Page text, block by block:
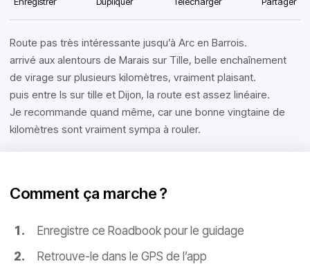
Route pas très intéressante jusqu’à Arc en Barrois.
arrivé aux alentours de Marais sur Tille, belle enchaînement
de virage sur plusieurs kilomètres, vraiment plaisant.
puis entre Is sur tille et Dijon, la route est assez linéaire.
Je recommande quand même, car une bonne vingtaine de
kilomètres sont vraiment sympa à rouler.
Comment ça marche ?
Enregistre ce Roadbook pour le guidage
Retrouve-le dans le GPS de l’app